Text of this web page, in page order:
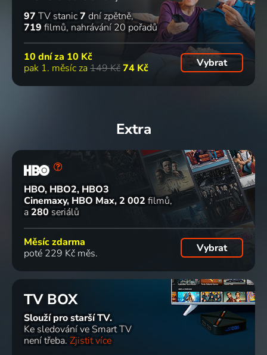
97 TV stanic7 dní zpětně
719 filmů nahrávání 20 pořadů
10 dní za 10 Kč
pak 1. měsíc za 149 Kč74 Kč Vybrat
Extra
HBO, HBO2, HBO3
Cinemaxy, HBO Max 2 002 filmů
a 280 seriálů
Měsíc zdarma
poté 229 Kč měs.
Vybrat
TV BOX
Slouží pro starší TV.
Ke sledování ve Smart TV
není třeba. Zjistit více